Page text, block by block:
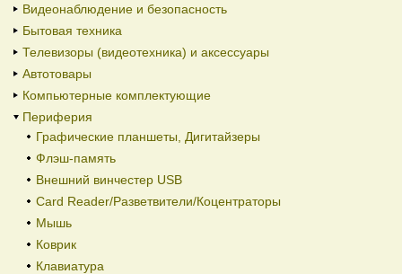
Видеонаблюдение и безопасность
Бытовая техника
Телевизоры (видеотехника) и аксессуары
Автотовары
Компьютерные комплектующие
Периферия
Графические планшеты, Дигитайзеры
Флэш-память
Внешний винчестер USB
Card Reader/Разветвители/Коцентраторы
Мышь
Коврик
Клавиатура